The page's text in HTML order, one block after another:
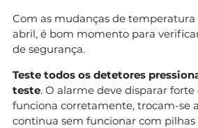
Com as mudanças de
abril, é bom momento para
de segurança.
Teste todos os detetores
teste. O alarme deve disparar
funciona corretamente, trocam-se
continua sem funcionar com pilhas